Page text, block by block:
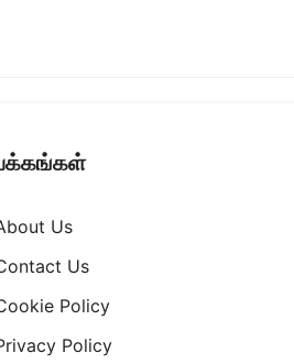
Us
Us
Policy
Policy